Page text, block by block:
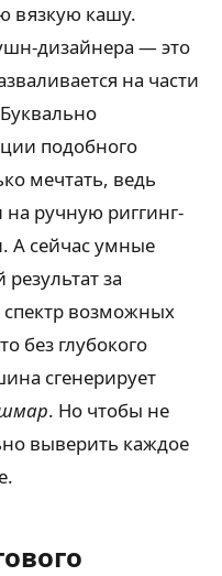
вязкую кашу.
дизайнера — это
на части
подобного
мечтать, ведь
ручную риггинг-
А сейчас умные
за
спектр возможных
без глубокого
сгенерирует
. Но чтобы не
выверить каждое